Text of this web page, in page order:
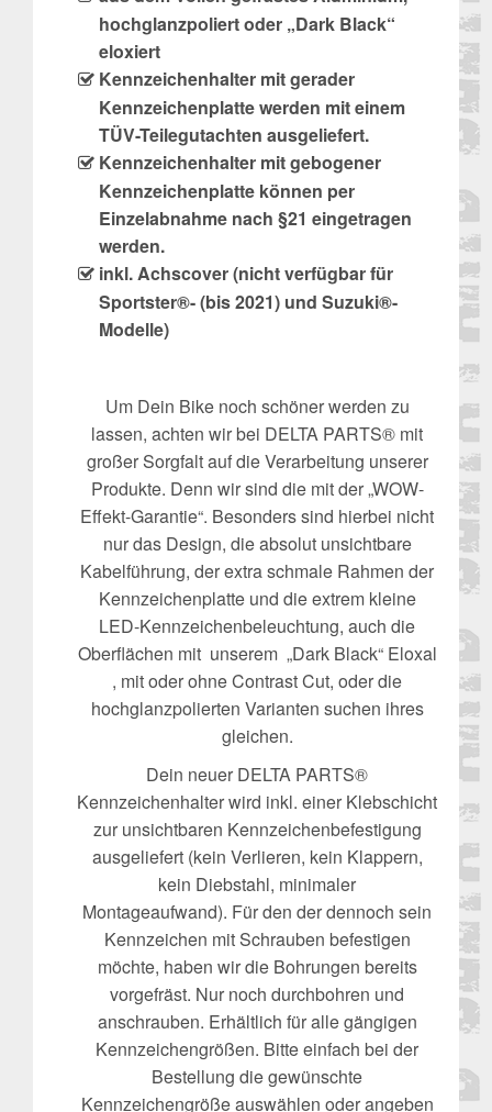
hochglanzpoliert oder „Dark Black“
eloxiert
Kennzeichenhalter mit gerader
Kennzeichenplatte werden mit einem
TÜV-Teilegutachten ausgeliefert.
Kennzeichenhalter mit gebogener
Kennzeichenplatte können per
Einzelabnahme nach §21 eingetragen
werden.
inkl. Achscover (nicht verfügbar für
Sportster®- (bis 2021) und Suzuki®-
Modelle)
Um Dein Bike noch schöner werden zu
lassen, achten wir bei DELTA PARTS® mit
großer Sorgfalt auf die Verarbeitung unserer
Produkte. Denn wir sind die mit der „WOW-
Effekt-Garantie“. Besonders sind hierbei nicht
nur das Design, die absolut unsichtbare
Kabelführung, der extra schmale Rahmen der
Kennzeichenplatte und die extrem kleine
LED-Kennzeichenbeleuchtung, auch die
Oberflächen mit unserem „Dark Black“ Eloxal
, mit oder ohne Contrast Cut, oder die
hochglanzpolierten Varianten suchen ihres
gleichen.
Dein neuer DELTA PARTS®
Kennzeichenhalter wird inkl. einer Klebschicht
zur unsichtbaren Kennzeichenbefestigung
ausgeliefert (kein Verlieren, kein Klappern,
kein Diebstahl, minimaler
Montageaufwand). Für den der dennoch sein
Kennzeichen mit Schrauben befestigen
möchte, haben wir die Bohrungen bereits
vorgefräst. Nur noch durchbohren und
anschrauben. Erhältlich für alle gängigen
Kennzeichengrößen. Bitte einfach bei der
Bestellung die gewünschte
Kennzeichengröße auswählen oder angeben